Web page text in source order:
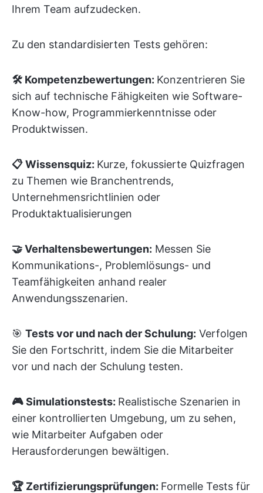
Ihrem Team aufzudecken.
Zu den standardisierten Tests gehören:
🛠️ Kompetenzbewertungen: Konzentrieren Sie
sich auf technische Fähigkeiten wie Software-
Know-how, Programmierkenntnisse oder
Produktwissen.
📋 Wissensquiz: Kurze, fokussierte Quizfragen
zu Themen wie Branchentrends,
Unternehmensrichtlinien oder
Produktaktualisierungen
🤝 Verhaltensbewertungen: Messen Sie
Kommunikations-, Problemlösungs- und
Teamfähigkeiten anhand realer
Anwendungsszenarien.
🎯 Tests vor und nach der Schulung: Verfolgen
Sie den Fortschritt, indem Sie die Mitarbeiter
vor und nach der Schulung testen.
🎮 Simulationstests: Realistische Szenarien in
einer kontrollierten Umgebung, um zu sehen,
wie Mitarbeiter Aufgaben oder
Herausforderungen bewältigen.
🏆 Zertifizierungsprüfungen: Formelle Tests für